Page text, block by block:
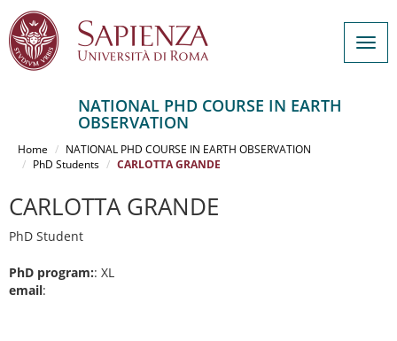
contenuto
NATIONAL PHD COURSE IN EARTH
OBSERVATION
Home
NATIONAL PHD COURSE IN EARTH OBSERVATION
PhD Students
CARLOTTA GRANDE
CARLOTTA GRANDE
PhD Student
PhD program:: XL
email: